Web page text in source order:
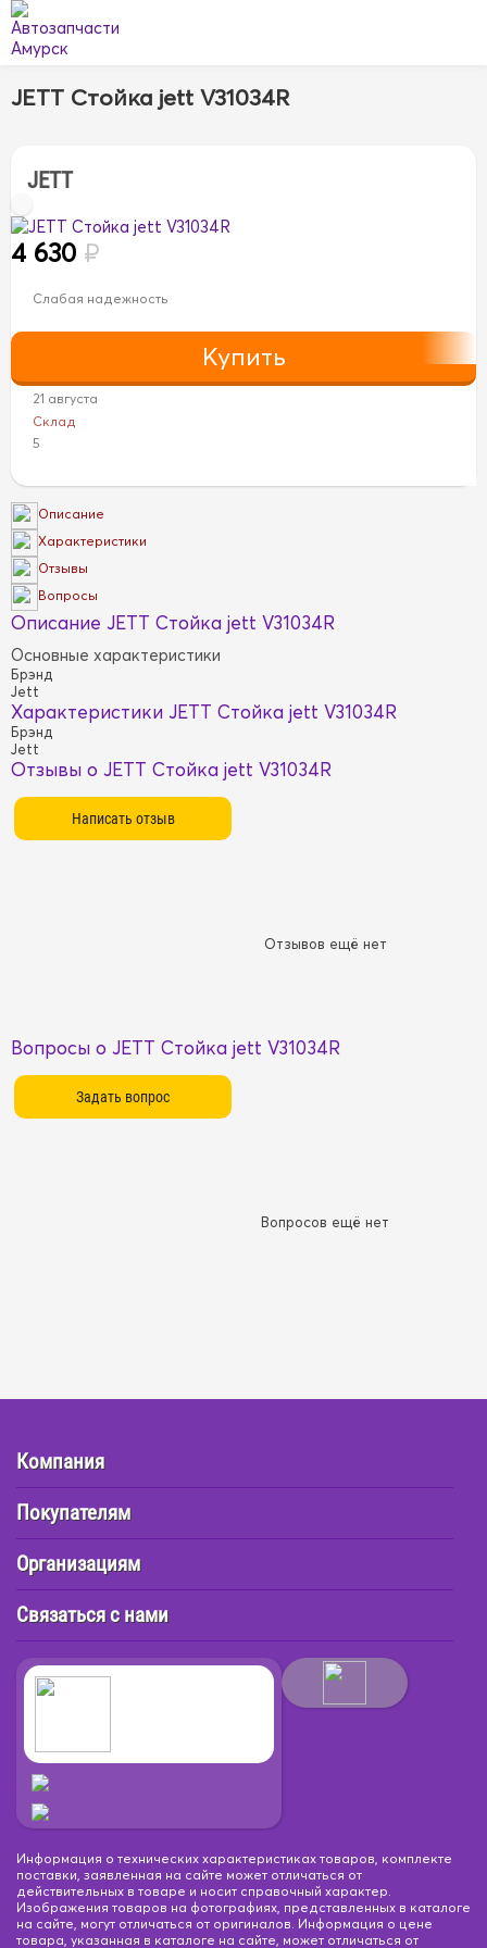
JETT Стойка jett V31034R
JETT
4 630 ₽
Слабая надежность
21 августа
Склад
5
Описание
Характеристики
Отзывы
Вопросы
Описание JETT Стойка jett V31034R
Основные характеристики
Брэнд
Jett
Характеристики JETT Стойка jett V31034R
Брэнд
Jett
Отзывы о JETT Стойка jett V31034R
Отзывов ещё нет
Вопросы о JETT Стойка jett V31034R
Вопросов ещё нет
Компания
Покупателям
Организациям
Связаться с нами
Информация о технических характеристиках товаров, комплекте
поставки, заявленная на сайте может отличаться от
действительных в товаре и носит справочный характер.
Изображения товаров на фотографиях, представленных в каталоге
на сайте, могут отличаться от оригиналов. Информация о цене
товара, указанная в каталоге на сайте, может отличаться от